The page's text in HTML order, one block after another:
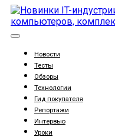
Новости
Тесты
Обзоры
Технологии
Гид покупателя
Репортажи
Интервью
Уроки